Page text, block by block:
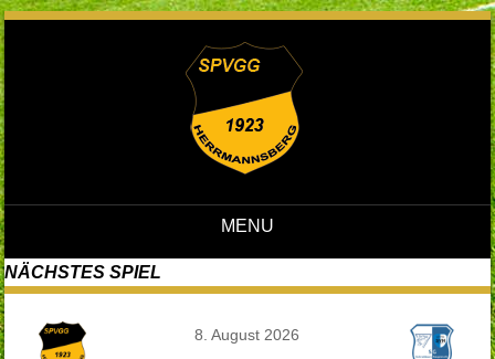
MENU
Skip to content
NÄCHSTES SPIEL
8. August 2026